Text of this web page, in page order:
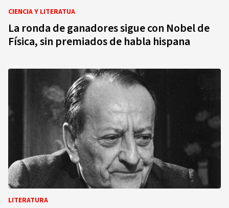
CIENCIA Y LITERATUA
La ronda de ganadores sigue con Nobel de
Física, sin premiados de habla hispana
LITERATURA